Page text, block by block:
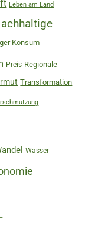
Leben am Land
Konsum
Preis Regionale
Transformation
Wasser